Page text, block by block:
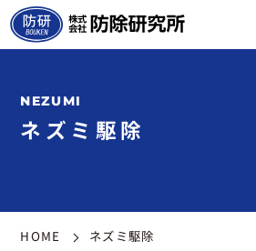
ネズミ駆除
HOME ネズミ駆除